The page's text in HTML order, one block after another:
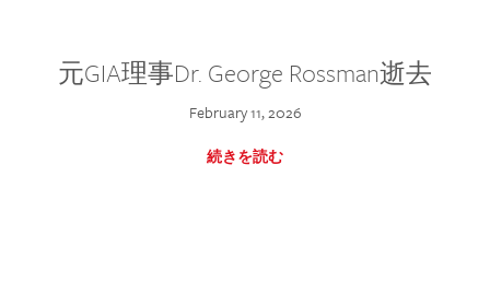
元GIA理事Dr. George Rossman逝去
February 11, 2026
続きを読む